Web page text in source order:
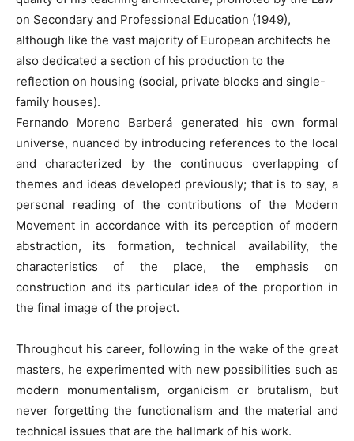
on Secondary and Professional Education (1949),
although like the vast majority of European architects he
also dedicated a section of his production to the
reflection on housing (social, private blocks and single-
family houses).
Fernando Moreno Barberá generated his own formal
universe, nuanced by introducing references to the local
and characterized by the continuous overlapping of
themes and ideas developed previously; that is to say, a
personal reading of the contributions of the Modern
Movement in accordance with its perception of modern
abstraction, its formation, technical availability, the
characteristics of the place, the emphasis on
construction and its particular idea of the proportion in
the final image of the project.
Throughout his career, following in the wake of the great
masters, he experimented with new possibilities such as
modern monumentalism, organicism or brutalism, but
never forgetting the functionalism and the material and
technical issues that are the hallmark of his work.